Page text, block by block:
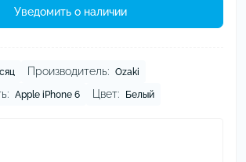
Уведомить о наличии
Производитель: Ozaki
Apple iPhone 6 Цвет: Белый